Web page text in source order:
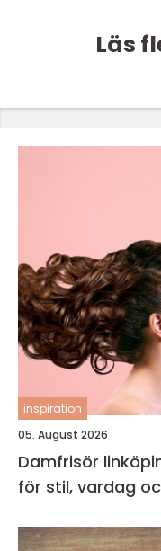
Läs
inspiration
05. August 2026
Damfrisör linköping så hittar du rätt
för stil, vardag